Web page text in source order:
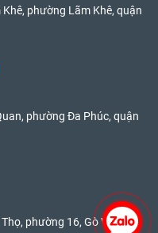
phường Lãm Khê, quận
phường Đa Phúc, quận
phường 16, Gò Vấp,